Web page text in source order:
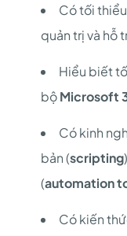
Có tối thiểu
quản trị và hỗ
Hiểu biết
bộMicrosoft
Có kinh
bản (scripting
(automation
Có kiến